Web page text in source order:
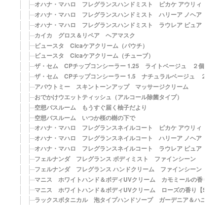
オハナ・マハロ フレグランスハンドミスト ピカケ アウリィ
オハナ・マハロ フレグランスハンドミスト ハリーア ノヘア
オハナ・マハロ フレグランスハンドミスト ラウレア ピュア
カイカ グロス＆リペア ヘアマスク
ビュースタ Cicaケアクリーム（パウチ）
ビュースタ Cicaケアクリーム（チューブ）
ザ・セム CPチップコンシーラー 1.25 ライトベージュ ２個セッ
ザ・セム CPチップコンシーラー 1.5 ナチュラルベージュ ２個セ
アバウトミー スキントーンアップ マッサージクリーム
おでかけウエットティッシュ（アルコール除菌タイプ）
空想バスルーム もうすぐ届く柚子だより
空想バスルーム いつか桜の樹の下で
オハナ・マハロ フレグランスネイルコート ピカケ アウリィ
オハナ・マハロ フレグランスネイルコート ハリーア ノヘア
オハナ・マハロ フレグランスネイルコート ラウレア ピュア
フェルナンダ フレグランス ボディミスト ファインシーン
フェルナンダ フレグランス ハンドクリーム ファインシーン
マニス ホワイトハンド＆ボディUVクリーム カモミールの香り【
マニス ホワイトハンド＆ボディUVクリーム ローズの香り【
ラックスボタニカル 泡タイプハンドソープ ガーデニア＆ハニーの